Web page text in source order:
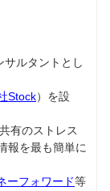
サルタントとし
Stock）を設
有のストレス
報を最も簡単に
ーフォワード等